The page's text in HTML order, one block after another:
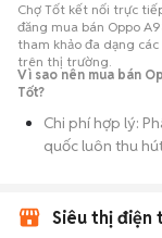
Chợ Tốt kết nối trực
đăng mua bán Oppo
tham khảo đa dạng
trên thị trường.
Vì sao nên mua bán
Tốt?
Chi phí hợp lý:
quốc luôn thu
định theo thời
triệu ở Toàn
Siêu thị điện